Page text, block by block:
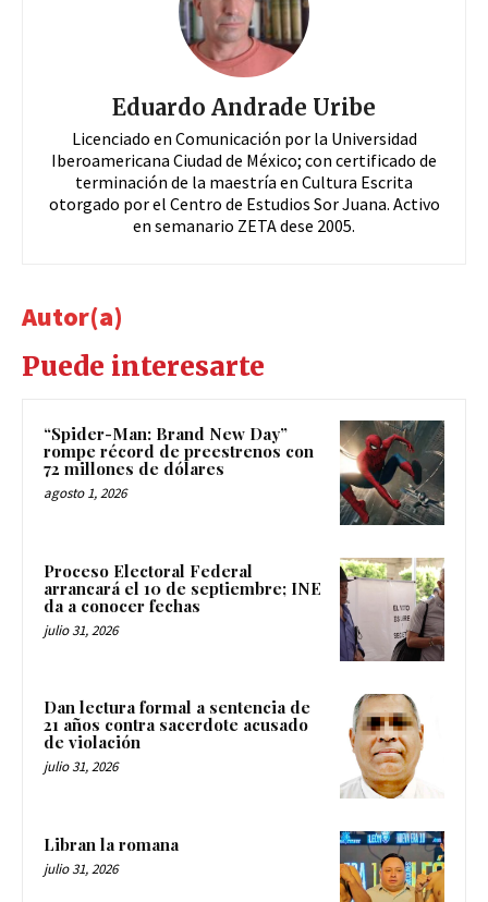
Eduardo Andrade Uribe
Licenciado en Comunicación por la Universidad
Iberoamericana Ciudad de México; con certificado de
terminación de la maestría en Cultura Escrita
otorgado por el Centro de Estudios Sor Juana. Activo
en semanario ZETA dese 2005.
Autor(a)
Puede interesarte
“Spider-Man: Brand New Day”
rompe récord de preestrenos con
72 millones de dólares
agosto 1, 2026
Proceso Electoral Federal
arrancará el 10 de septiembre; INE
da a conocer fechas
julio 31, 2026
Dan lectura formal a sentencia de
21 años contra sacerdote acusado
de violación
julio 31, 2026
Libran la romana
julio 31, 2026